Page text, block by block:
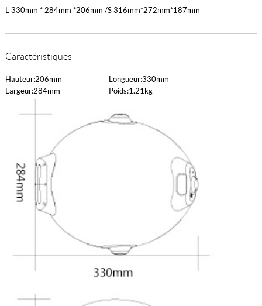
L 330mm * 284mm *206mm /S 316mm*272mm*187mm
Caractéristiques
Hauteur:206mm
Longueur:330mm
Largeur:284mm
Poids:1.21kg